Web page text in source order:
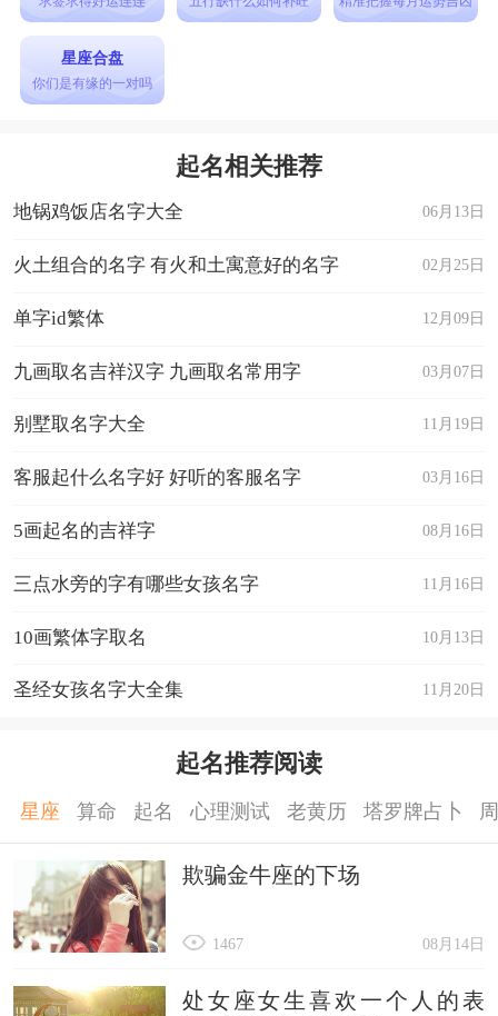
星座合盘
你们是有缘的一对吗
起名相关推荐
06月13日
地锅鸡饭店名字大全
02月25日
火土组合的名字 有火和土寓意好的名字
12月09日
单字id繁体
03月07日
九画取名吉祥汉字 九画取名常用字
11月19日
别墅取名字大全
03月16日
客服起什么名字好 好听的客服名字
08月16日
5画起名的吉祥字
11月16日
三点水旁的字有哪些女孩名字
10月13日
10画繁体字取名
11月20日
圣经女孩名字大全集
起名推荐阅读
星座 算命 起名 心理测试 老黄历 塔罗牌占卜
欺骗金牛座的下场
08月14日
1467
处女座女生喜欢一个人的表